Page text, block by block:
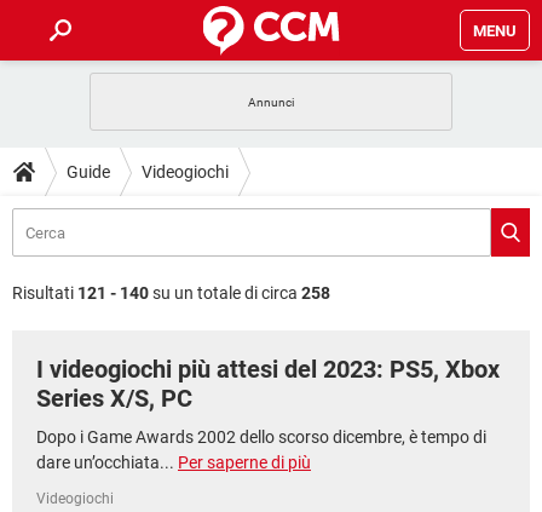
MENU
INTRATTENIMENTO
INSTAGRAM WHATSAPP
TIKTOK FACEBOOK
GUIDE
COVID-19
INTRATTENIMENTO
iOS
TIKTOK FACEBOOK
HARDWARE
DOWNLOAD
COVID-19 GAMING
INTRATTENIMENTO ANDROID
INSTAGRAM
FACEBOOK
HARDWARE
INTRATTENIMENTO ANDROID
iOS
INSTAGRAM WHATSAPP
COVID-19
INTRATTENIMENTO ANDROID
iOS WINDOWS 10
INSTAGRAM
Guide Videogiochi
Risultati 121 - 140su un totale di circa 258
I videogiochi più attesi del 2023: PS5, Xbox
Series X/S, PC
Dopo i Game Awards 2002 dello scorso dicembre, è tempo di
dare un’occhiata... Per saperne di più
Videogiochi